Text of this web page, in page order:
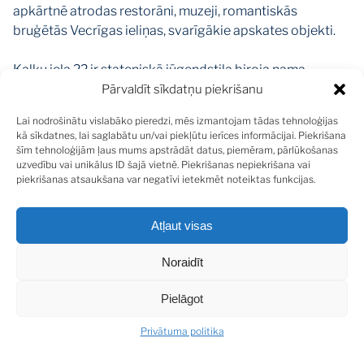
Pārvaldīt sīkdatņu piekrišanu
Lai nodrošinātu vislabāko pieredzi, mēs izmantojam tādas tehnoloģijas
kā sīkdatnes, lai saglabātu un/vai piekļūtu ierīces informācijai. Piekrišana
šīm tehnoloģijām ļaus mums apstrādāt datus, piemēram, pārlūkošanas
uzvedību vai unikālus ID šajā vietnē. Piekrišanas nepiekrišana vai
piekrišanas atsaukšana var negatīvi ietekmēt noteiktas funkcijas.
Atļaut visas
Noraidīt
Pielāgot
Privātuma politika
apkārtnē atrodas restorāni, muzeji, romantiskās
bruģētās Vecrīgas ieliņas, svarīgākie apskates objekti.
Kaļķu iela 22 ir stateniskā jūgendstila biroja nama
paraugs Rīgas arhitektūrā, celta no 1912. līdz
atradās individuālās šūšanas fabrika “Baltijas modes”,
kas dibināta 1944.gadā.
Vecrīga ir Rīgas pilsētas vissenākā daļa, tā ir valsts
aizsargājamā zona, pilsētbūvniecības piemineklis,
iekļauta UNESCO Pasaules mantojuma sarakstā,
2007.gadā ieguva Eiropas mantojuma zīmi.